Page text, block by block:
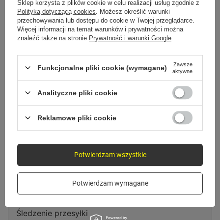
Spróbuj sprecyzować dokładniejsze parametry. Skorzystaj zwyszukiwarki
zaawansowanej.
Szukasz produktu, którego nie
mamy w ofercie?
Jeśli nie znalazłeś w naszej ofercie produktu, a chciałbyś kupić go w
naszym sklepie, możesz skorzystać ze specjalnego formularza i przesłać
nam opis szukanego przedmiotu. Aby móc to zrobić musisz być
zalogowany.
Zamówienia
Status zamówienia
Śledzenie przesyłki
Sklep korzysta z plików cookie w celu realizacji usług zgodnie z
Polityką dotyczącą cookies . Możesz określić warunki
przechowywania lub dostępu do cookie w Twojej przeglądarce.
Więcej informacji na temat warunków i prywatności można
znaleźć także na stronie Prywatność i warunki Google
Funkcjonalne pliki cookie (wymagane)
Zawsze
aktywne
Analityczne pliki cookie
Reklamowe pliki cookie
Potwierdzam wymagane
Potwierdzam wszystkie